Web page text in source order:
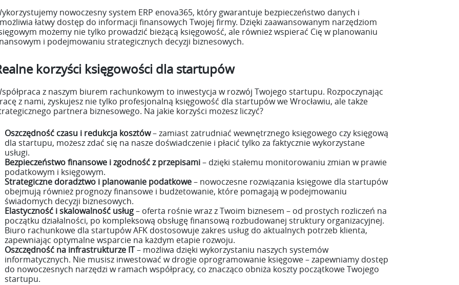
nowoczesny system ERP enova365, który gwarantuje bezpieczeństwo danych i
łatwy dostęp do informacji finansowych Twojej firmy. Dzięki zaawansowanym narzędziom
możemy nie tylko prowadzić bieżącą księgowość, ale również wspierać Cię w planowaniu
i podejmowaniu strategicznych decyzji biznesowych.
korzyści księgowości dla startupów
z naszym biurem rachunkowym to inwestycja w rozwój Twojego startupu. Rozpoczynając
z nami, zyskujesz nie tylko profesjonalną księgowość dla startupów we Wrocławiu, ale także
partnera biznesowego. Na jakie korzyści możesz liczyć?
Oszczędność czasu i redukcja kosztów– zamiast zatrudniać wewnętrznego księgowego czy księgową
dla startupu, możesz zdać się na nasze doświadczenie i płacić tylko za faktycznie wykorzystane
usługi.
Bezpieczeństwo finansowe i zgodność z przepisami– dzięki stałemu monitorowaniu zmian w prawie
podatkowym i księgowym.
Strategiczne doradztwo i planowanie podatkowe– nowoczesne rozwiązania księgowe dla startupów
obejmują również prognozy finansowe i budżetowanie, które pomagają w podejmowaniu
świadomych decyzji biznesowych.
Elastyczność i skalowalność usług– oferta rośnie wraz z Twoim biznesem – od prostych rozliczeń na
początku działalności, po kompleksową obsługę finansową rozbudowanej struktury organizacyjnej.
Biuro rachunkowe dla startupów AFK dostosowuje zakres usług do aktualnych potrzeb klienta,
zapewniając optymalne wsparcie na każdym etapie rozwoju.
Oszczędność na infrastrukturze IT– możliwa dzięki wykorzystaniu naszych systemów
informatycznych. Nie musisz inwestować w drogie oprogramowanie księgowe – zapewniamy dostęp
do nowoczesnych narzędzi w ramach współpracy, co znacząco obniża koszty początkowe Twojego
startupu.